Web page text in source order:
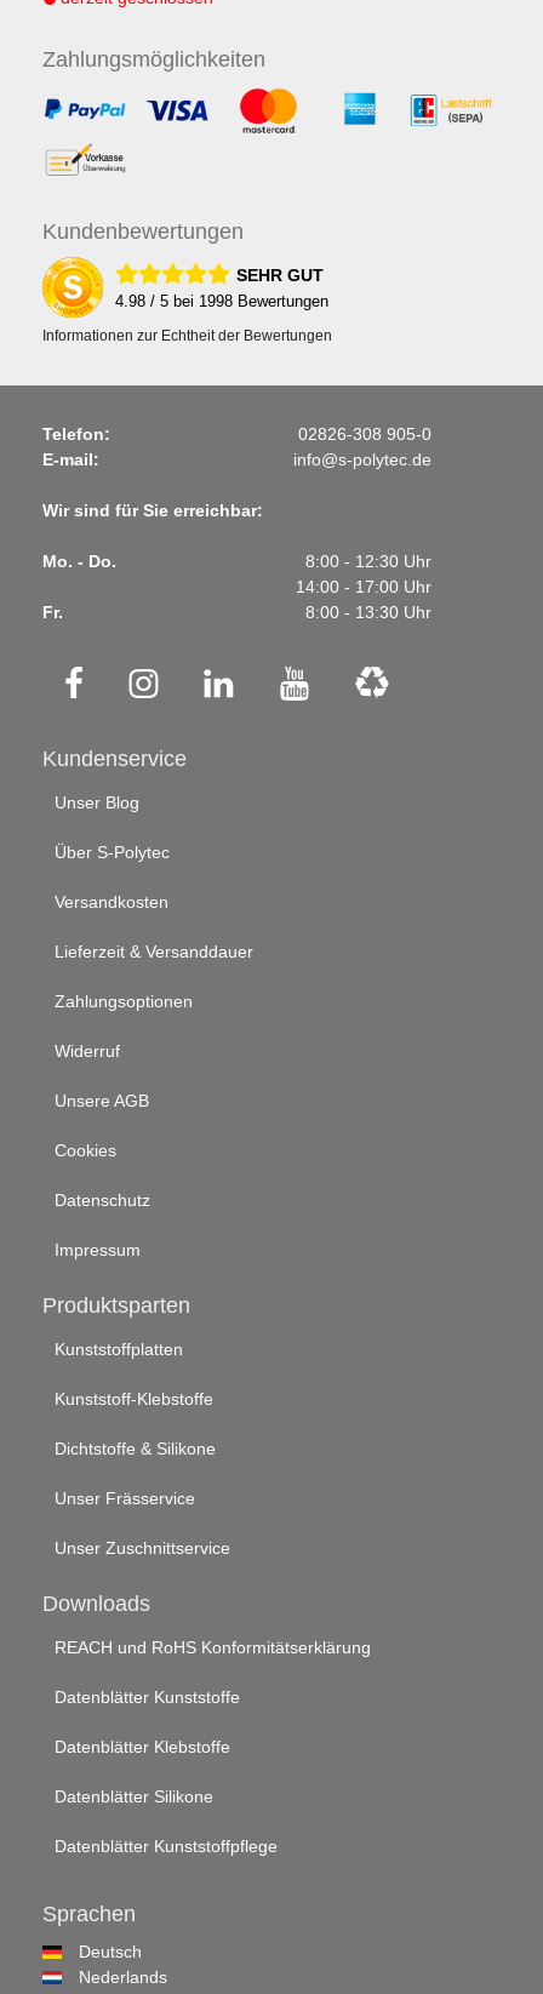
Zahlungsmöglichkeiten
Kundenbewertungen
SEHR GUT
4.98 / 5 bei 1998 Bewertungen
Informationen zur Echtheit der Bewertungen
Telefon:
02826-308 905-0
E-mail:
info@s-polytec.de
Wir sind für Sie erreichbar:
Mo. - Do.
8:00 - 12:30 Uhr
14:00 - 17:00 Uhr
Fr.
8:00 - 13:30 Uhr
Kundenservice
Unser Blog
Über S-Polytec
Versandkosten
Lieferzeit & Versanddauer
Zahlungsoptionen
Widerruf
Unsere AGB
Cookies
Datenschutz
Impressum
Produktsparten
Kunststoffplatten
Kunststoff-Klebstoffe
Dichtstoffe & Silikone
Unser Frässervice
Unser Zuschnittservice
Downloads
REACH und RoHS Konformitätserklärung
Datenblätter Kunststoffe
Datenblätter Klebstoffe
Datenblätter Silikone
Datenblätter Kunststoffpflege
Sprachen
Deutsch
Nederlands